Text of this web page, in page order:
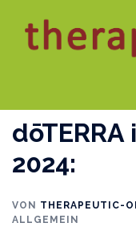
Inhalt
springen
2024:
VON THERAPEUTIC-
ALLGEMEIN